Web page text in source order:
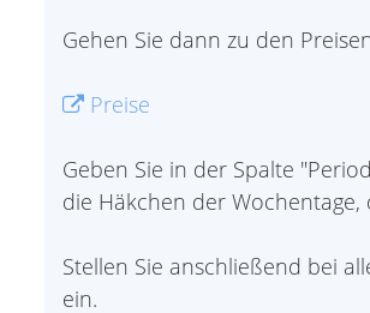
Gehen Sie dann zu den
Preise
Geben Sie in der Spalte
die Häkchen der
Stellen Sie anschließend bei
ein.